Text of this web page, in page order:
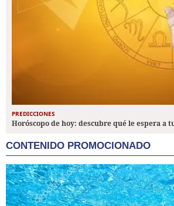
PREDICCIONES
Horóscopo de hoy: descubre qué le espera a
CONTENIDO PROMOCIONADO